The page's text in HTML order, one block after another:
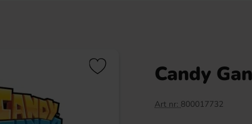
Candy
Art nr: 800017732